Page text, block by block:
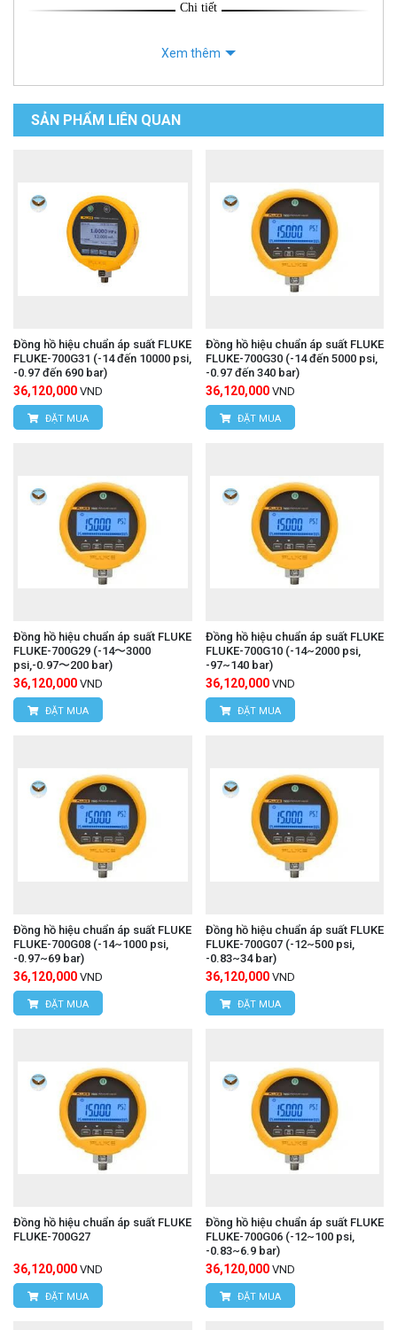
Chi tiết
Xem thêm
SẢN PHẨM LIÊN QUAN
Đồng hồ hiệu chuẩn áp suất FLUKE
FLUKE-700G31 (-14 đến 10000 psi,
-0.97 đến 690 bar)
36,120,000 VND
ĐẶT MUA
Đồng hồ hiệu chuẩn áp suất FLUKE
FLUKE-700G30 (-14 đến 5000 psi,
-0.97 đến 340 bar)
36,120,000 VND
ĐẶT MUA
Đồng hồ hiệu chuẩn áp suất FLUKE
FLUKE-700G29 (-14〜3000
psi,-0.97〜200 bar)
36,120,000 VND
ĐẶT MUA
Đồng hồ hiệu chuẩn áp suất FLUKE
FLUKE-700G10 (-14~2000 psi,
-97~140 bar)
36,120,000 VND
ĐẶT MUA
Đồng hồ hiệu chuẩn áp suất FLUKE
FLUKE-700G08 (-14~1000 psi,
-0.97~69 bar)
36,120,000 VND
ĐẶT MUA
Đồng hồ hiệu chuẩn áp suất FLUKE
FLUKE-700G07 (-12~500 psi,
-0.83~34 bar)
36,120,000 VND
ĐẶT MUA
Đồng hồ hiệu chuẩn áp suất FLUKE
FLUKE-700G27
36,120,000 VND
ĐẶT MUA
Đồng hồ hiệu chuẩn áp suất FLUKE
FLUKE-700G06 (-12~100 psi,
-0.83~6.9 bar)
36,120,000 VND
ĐẶT MUA